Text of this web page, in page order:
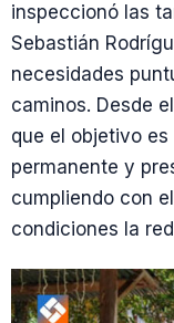
inspeccionó las
Sebastián
necesidades
caminos. Desde
que el objetivo
permanente y
cumpliendo con
condiciones la